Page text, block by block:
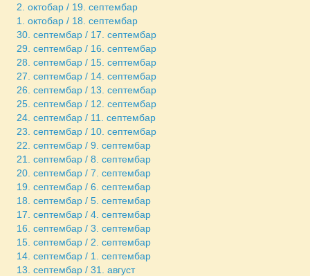
2. октобар / 19. септембар
1. октобар / 18. септембар
30. септембар / 17. септембар
29. септембар / 16. септембар
28. септембар / 15. септембар
27. септембар / 14. септембар
26. септембар / 13. септембар
25. септембар / 12. септембар
24. септембар / 11. септембар
23. септембар / 10. септембар
22. септембар / 9. септембар
21. септембар / 8. септембар
20. септембар / 7. септембар
19. септембар / 6. септембар
18. септембар / 5. септембар
17. септембар / 4. септембар
16. септембар / 3. септембар
15. септембар / 2. септембар
14. септембар / 1. септембар
13. септембар / 31. август